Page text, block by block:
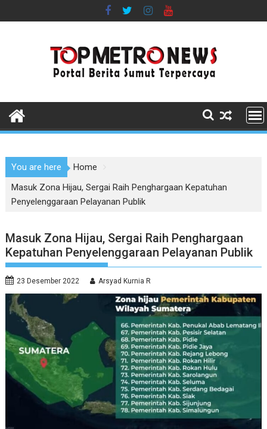
to
You are here
Home
Masuk Zona Hijau, Sergai Raih Penghargaan Kepatuhan
Penyelenggaraan Pelayanan Publik
Masuk Zona Hijau, Sergai Raih Penghargaan
Kepatuhan Penyelenggaraan Pelayanan Publik
23 Desember 2022 Arsyad Kurnia R